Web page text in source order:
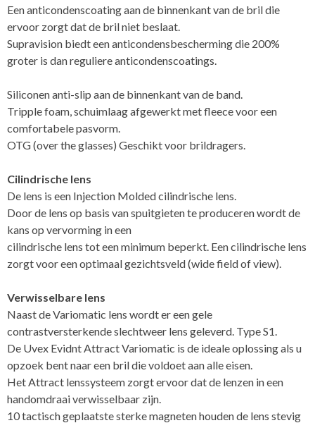
Een anticondenscoating aan de binnenkant van de bril die
ervoor zorgt dat de bril niet beslaat.
Supravision biedt een anticondensbescherming die 200%
groter is dan reguliere anticondenscoatings.
Siliconen anti-slip aan de binnenkant van de band.
Tripple foam, schuimlaag afgewerkt met fleece voor een
comfortabele pasvorm.
OTG (over the glasses) Geschikt voor brildragers.
Cilindrische lens
De lens is een Injection Molded cilindrische lens.
Door de lens op basis van spuitgieten te produceren wordt de
kans op vervorming in een
cilindrische lens tot een minimum beperkt. Een cilindrische lens
zorgt voor een optimaal gezichtsveld (wide field of view).
Verwisselbare lens
Naast de Variomatic lens wordt er een gele
contrastversterkende slechtweer lens geleverd. Type S1.
De Uvex Evidnt Attract Variomatic is de ideale oplossing als u
opzoek bent naar een bril die voldoet aan alle eisen.
Het Attract lenssysteem zorgt ervoor dat de lenzen in een
handomdraai verwisselbaar zijn.
10 tactisch geplaatste sterke magneten houden de lens stevig